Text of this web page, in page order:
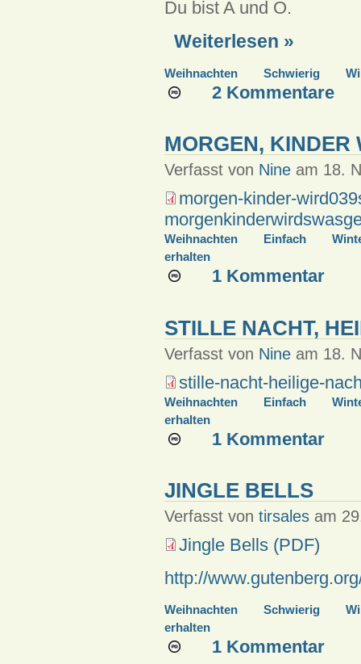
Du bist A und O.
Weiterlesen »
Weihnachten Schwierig
2 Kommentare
MORGEN, KINDER
Verfasst von Nineam 18.
morgen-kinder-
Weihnachten Einfach
erhalten
1 Kommentar
STILLE NACHT,
Verfasst von Nineam 18.
stille-nacht-heilige-
Weihnachten Einfach
erhalten
1 Kommentar
JINGLE BELLS
Verfasst von tirsalesam
Jingle Bells (PDF)
http://
Weihnachten Schwierig
erhalten
1 Kommentar